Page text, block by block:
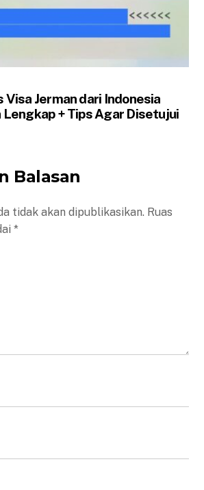
Visa Jerman dari Indonesia
Lengkap + Tips Agar Disetujui
Balasan
tidak akan dipublikasikan. Ruas
*